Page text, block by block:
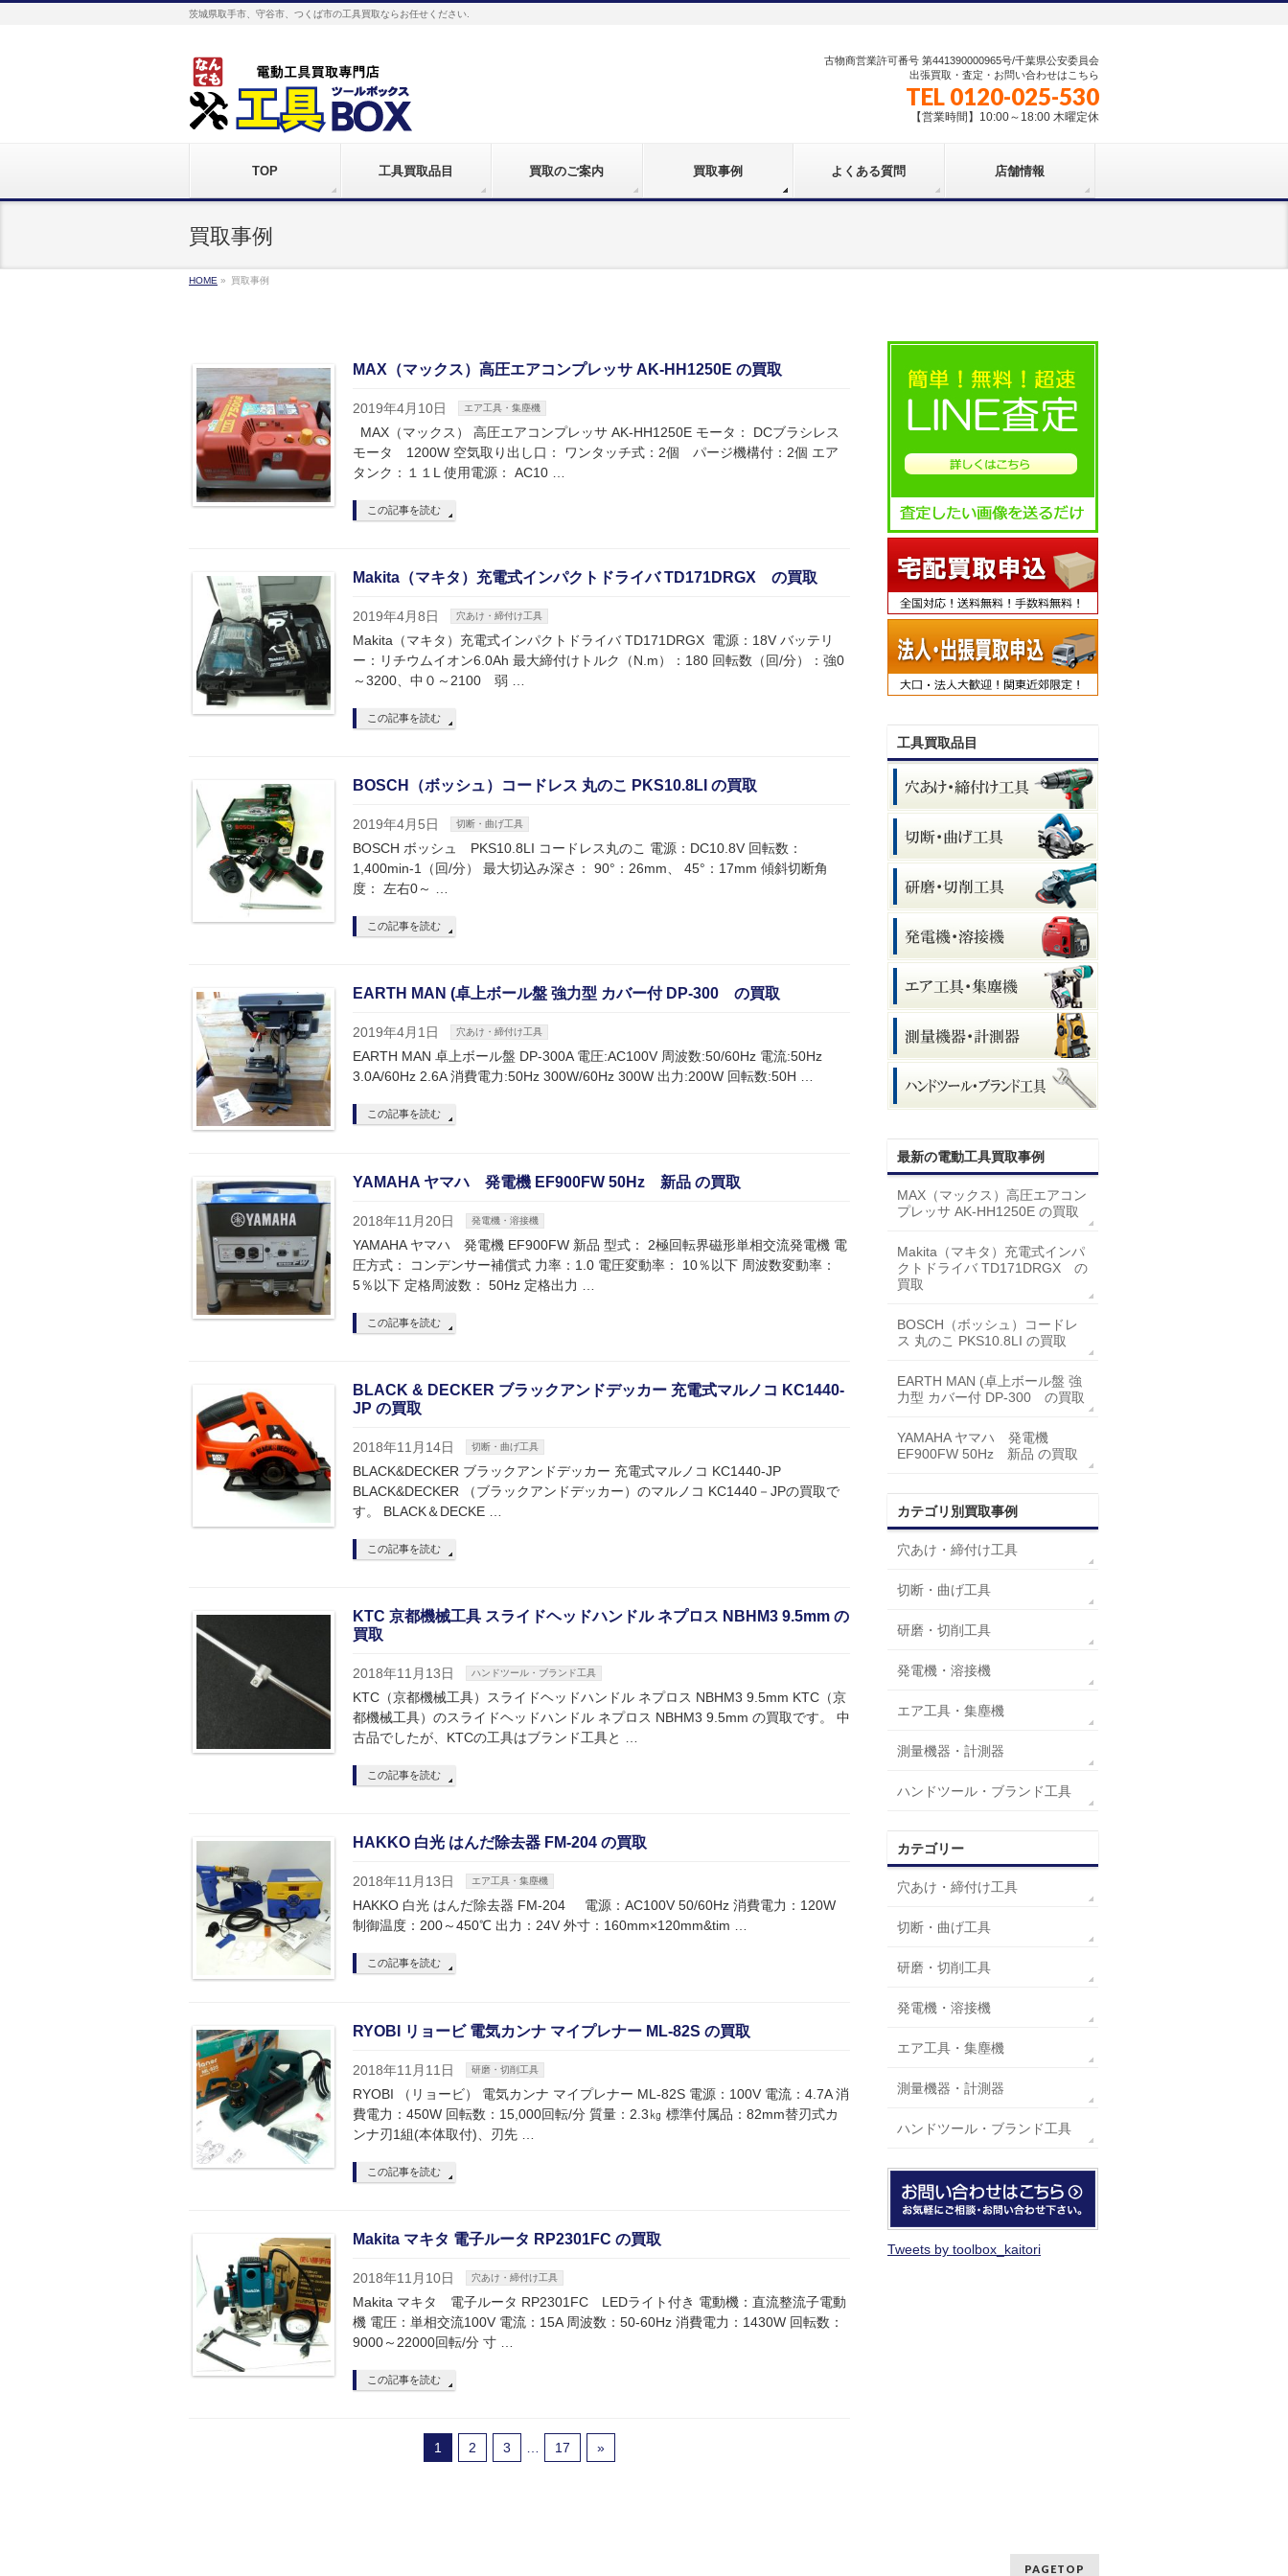
茨城県取手市、守谷市、つくば市の工具買取ならお任せください.
古物商営業許可番号 第441390000965号/千葉県公安委員会
出張買取・査定・お問い合わせはこちら
TEL 0120-025-530
【営業時間】10:00～18:00 木曜定休
TOP 工具買取品目 買取のご案内 買取事例 よくある質問 店舗情報
買取事例
HOME » 買取事例
MAX（マックス）高圧エアコンプレッサ AK-HH1250E の買取
2019年4月10日 エア工具・集塵機
MAX（マックス） 高圧エアコンプレッサ AK-HH1250E モータ： DCブラシレス
モータ 1200W 空気取り出し口： ワンタッチ式：2個 パージ機構付：2個 エア
タンク：１１L 使用電源： AC10 …
この記事を読む
Makita（マキタ）充電式インパクトドライバ TD171DRGX の買取
2019年4月8日 穴あけ・締付け工具
Makita（マキタ）充電式インパクトドライバ TD171DRGX 電源：18V バッテリ
ー：リチウムイオン6.0Ah 最大締付けトルク（N.m）：180 回転数（回/分）：強0
～3200、中０～2100 弱 …
この記事を読む
BOSCH（ボッシュ）コードレス 丸のこ PKS10.8LI の買取
2019年4月5日 切断・曲げ工具
BOSCH ボッシュ PKS10.8LI コードレス丸のこ 電源：DC10.8V 回転数：
1,400min-1（回/分） 最大切込み深さ： 90°：26mm、 45°：17mm 傾斜切断角
度： 左右0～ …
この記事を読む
EARTH MAN (卓上ボール盤 強力型 カバー付 DP-300 の買取
2019年4月1日 穴あけ・締付け工具
EARTH MAN 卓上ボール盤 DP-300A 電圧:AC100V 周波数:50/60Hz 電流:50Hz
3.0A/60Hz 2.6A 消費電力:50Hz 300W/60Hz 300W 出力:200W 回転数:50H …
この記事を読む
YAMAHA ヤマハ 発電機 EF900FW 50Hz 新品 の買取
2018年11月20日 発電機・溶接機
YAMAHA ヤマハ 発電機 EF900FW 新品 型式： 2極回転界磁形単相交流発電機 電
圧方式： コンデンサー補償式 力率：1.0 電圧変動率： 10％以下 周波数変動率：
5％以下 定格周波数： 50Hz 定格出力 …
この記事を読む
BLACK & DECKER ブラックアンドデッカー 充電式マルノコ KC1440-
JP の買取
2018年11月14日 切断・曲げ工具
BLACK&DECKER ブラックアンドデッカー 充電式マルノコ KC1440-JP
BLACK&DECKER （ブラックアンドデッカー）のマルノコ KC1440－JPの買取で
す。 BLACK＆DECKE …
この記事を読む
KTC 京都機械工具 スライドヘッドハンドル ネプロス NBHM3 9.5mm の
買取
2018年11月13日 ハンドツール・ブランド工具
KTC（京都機械工具）スライドヘッドハンドル ネプロス NBHM3 9.5mm KTC（京
都機械工具）のスライドヘッドハンドル ネプロス NBHM3 9.5mm の買取です。 中
古品でしたが、KTCの工具はブランド工具と …
この記事を読む
HAKKO 白光 はんだ除去器 FM-204 の買取
2018年11月13日 エア工具・集塵機
HAKKO 白光 はんだ除去器 FM-204 電源：AC100V 50/60Hz 消費電力：120W
制御温度：200～450℃ 出力：24V 外寸：160mm×120mm&tim …
この記事を読む
RYOBI リョービ 電気カンナ マイプレナー ML-82S の買取
2018年11月11日 研磨・切削工具
RYOBI （リョービ） 電気カンナ マイプレナー ML-82S 電源：100V 電流：4.7A 消
費電力：450W 回転数：15,000回転/分 質量：2.3㎏ 標準付属品：82mm替刃式カ
ンナ刃1組(本体取付)、刃先 …
この記事を読む
Makita マキタ 電子ルータ RP2301FC の買取
2018年11月10日 穴あけ・締付け工具
Makita マキタ 電子ルータ RP2301FC LEDライト付き 電動機：直流整流子電動
機 電圧：単相交流100V 電流：15A 周波数：50-60Hz 消費電力：1430W 回転数：
9000～22000回転/分 寸 …
この記事を読む
1 2 3 17 »
工具買取品目
最新の電動工具買取事例
MAX（マックス）高圧エアコン
プレッサ AK-HH1250E の買取
Makita（マキタ）充電式インパ
クトドライバ TD171DRGX の
買取
BOSCH（ボッシュ）コードレ
ス 丸のこ PKS10.8LI の買取
EARTH MAN (卓上ボール盤 強
力型 カバー付 DP-300 の買取
YAMAHA ヤマハ 発電機
EF900FW 50Hz 新品 の買取
カテゴリ別買取事例
穴あけ・締付け工具
切断・曲げ工具
研磨・切削工具
発電機・溶接機
エア工具・集塵機
測量機器・計測器
ハンドツール・ブランド工具
カテゴリー
穴あけ・締付け工具
切断・曲げ工具
研磨・切削工具
発電機・溶接機
エア工具・集塵機
測量機器・計測器
ハンドツール・ブランド工具
Tweets by toolbox_kaitori
PAGETOP